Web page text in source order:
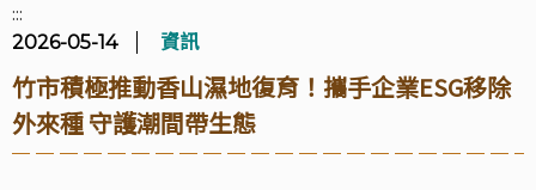
:::
2026-05-14 資訊
竹市積極推動香山濕地復育！攜手企業ESG移除
外來種 守護潮間帶生態